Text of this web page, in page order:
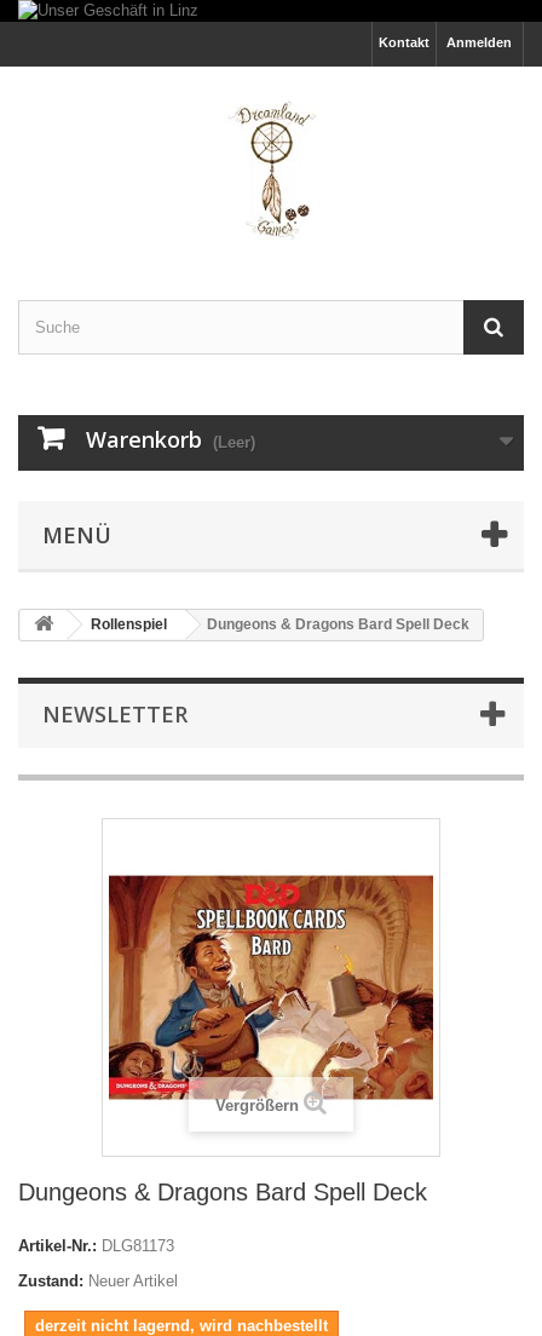
Anmelden
Kontakt
Warenkorb (Leer)
MENÜ
Rollenspiel Dungeons & Dragons Bard Spell Deck
NEWSLETTER
Vergrößern
Dungeons & Dragons Bard Spell Deck
Artikel-Nr.: DLG81173
Zustand: Neuer Artikel
derzeit nicht lagernd, wird nachbestellt